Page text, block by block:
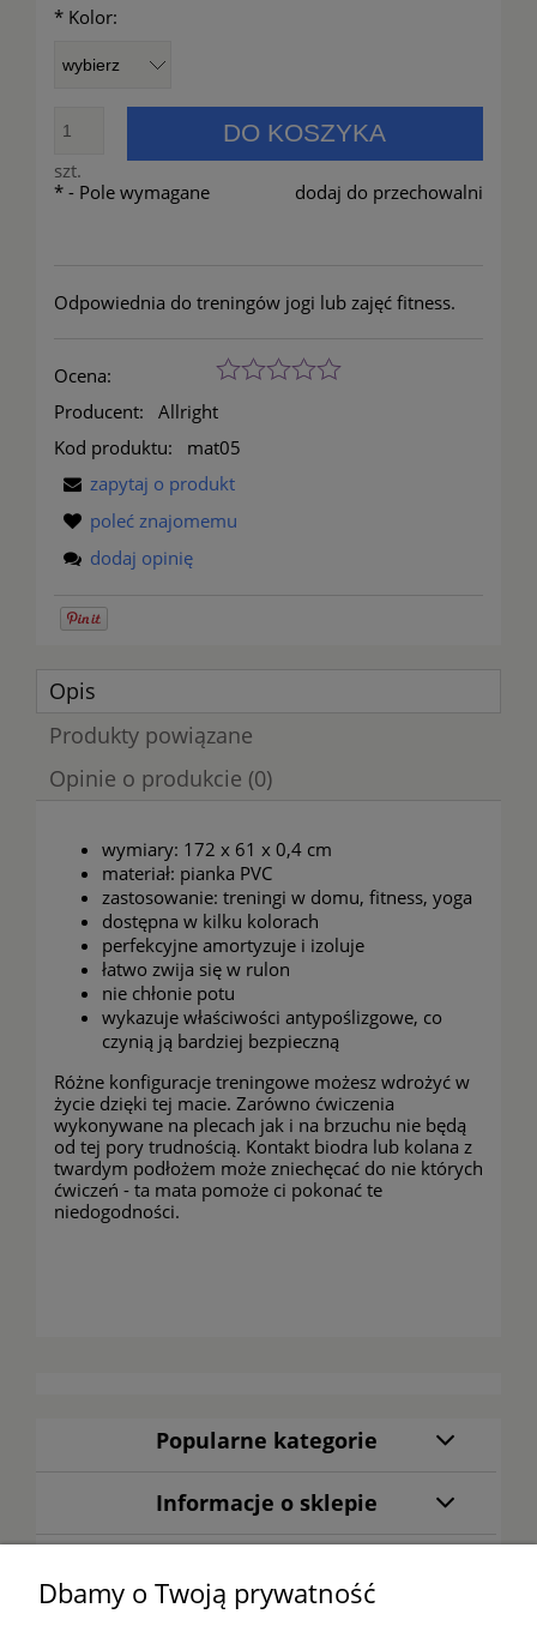
* Kolor:
szt.
DO KOSZYKA
dodaj do przechowalni
* - Pole wymagane
Odpowiednia do treningów jogi lub zajęć fitness.
Ocena:
Producent:
Allright
Kod produktu:
mat05
zapytaj o produkt
poleć znajomemu
dodaj opinię
Opis
Produkty powiązane
Opinie o produkcie (0)
wymiary: 172 x 61 x 0,4 cm
materiał: pianka PVC
zastosowanie: treningi w domu, fitness, yoga
dostępna w kilku kolorach
perfekcyjne amortyzuje i izoluje
łatwo zwija się w rulon
nie chłonie potu
wykazuje właściwości antypoślizgowe, co
czynią ją bardziej bezpieczną
Różne konfiguracje treningowe możesz wdrożyć w
życie dzięki tej macie. Zarówno ćwiczenia
wykonywane na plecach jak i na brzuchu nie będą
od tej pory trudnością. Kontakt biodra lub kolana z
twardym podłożem może zniechęcać do nie których
ćwiczeń - ta mata pomoże ci pokonać te
niedogodności.
Popularne kategorie
Informacje o sklepie
Dbamy o Twoją prywatność